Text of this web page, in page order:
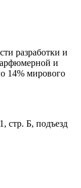
разработки и
и
14% мирового
стр. Б, подъезд